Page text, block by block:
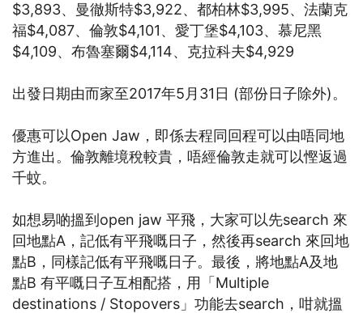
$3,893、曼徹斯特$3,922、都柏林$3,995、法蘭克
福$4,087、倫敦$4,101、愛丁堡$4,103、慕尼黑
$4,109、布魯塞爾$4,114、克拉科夫$4,929
出發日期由而家至2017年5月31日 (部份日子除外)。
優惠可以Open Jaw，即係去程同回程可以由唔同地
方進出。倫敦離境稅較貴，唔經倫敦走就可以慳返過
千蚊。
如想易啲搵到open jaw 平飛，大家可以先search 來
回地點A，記低有平飛嘅日子，然後再search 來回地
點B，同樣記低有平飛嘅日子。最後，將地點A及地
點B 有平嘅日子互相配搭，用「Multiple
destinations / Stopovers」功能去search，咁就搵